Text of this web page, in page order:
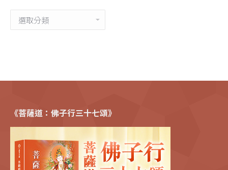
類
《菩薩道：佛子行三十七頌》